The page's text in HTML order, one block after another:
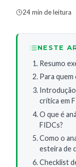
24 min de leitura
NESTE
Resumo
Para
crítica em
O que é
FIDCs?
Como o
esteira de
Checklist